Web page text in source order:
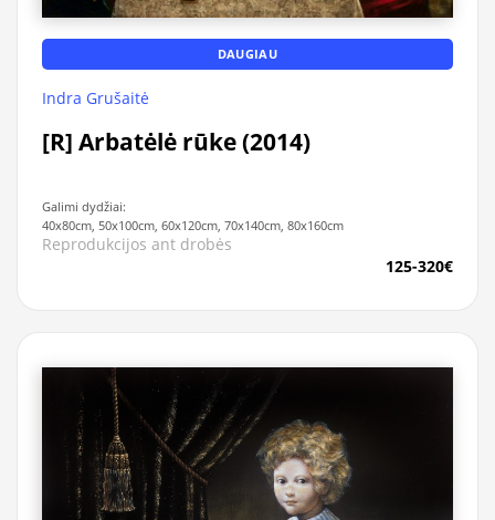
DAUGIAU
Indra Grušaitė
[R] Arbatėlė rūke (2014)
Galimi dydžiai:
40x80cm, 50x100cm, 60x120cm, 70x140cm, 80x160cm
Reprodukcijos ant drobės
125-320€